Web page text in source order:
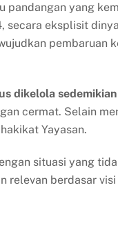
pandangan yang
secara eksplisit
pembaruan
dikelola
cermat. Selain
Yayasan.
situasi yang
relevan berdasar visi